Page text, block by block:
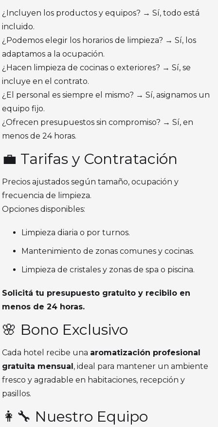
¿Incluyen los productos y equipos? → Sí, todo está
incluido.
¿Podemos elegir los horarios de limpieza? → Sí, los
adaptamos a la ocupación.
¿Hacen limpieza de cocinas o exteriores? → Sí, se
incluye en el contrato.
¿El personal es siempre el mismo? → Sí, asignamos un
equipo fijo.
¿Ofrecen presupuestos sin compromiso? → Sí, en
menos de 24 horas.
💼 Tarifas y Contratación
Precios ajustados según tamaño, ocupación y
frecuencia de limpieza.
Opciones disponibles:
Limpieza diaria o por turnos.
Mantenimiento de zonas comunes y cocinas.
Limpieza de cristales y zonas de spa o piscina.
Solicitá tu presupuesto gratuito y recibilo en
menos de 24 horas.
🌸 Bono Exclusivo
Cada hotel recibe una aromatización profesional
gratuita mensual , ideal para mantener un ambiente
fresco y agradable en habitaciones, recepción y
pasillos.
👩‍🔧 Nuestro Equipo